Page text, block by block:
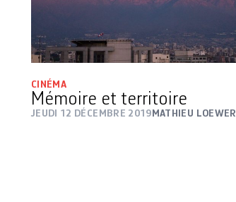
CINÉMA
Mémoire et territoire
JEUDI 12 DÉCEMBRE 2019 MATHIEU LOEWER